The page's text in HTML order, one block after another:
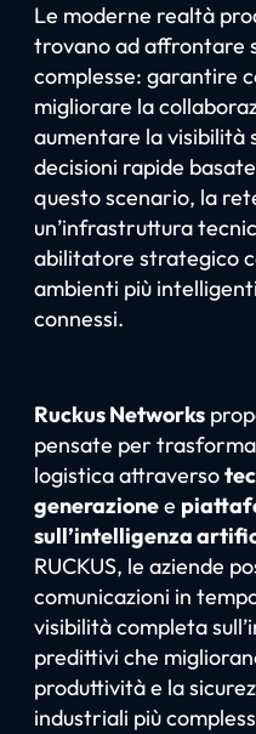
Le moderne realtà
trovano ad affrontare
complesse: garantire
migliorare la
aumentare la visibilità
decisioni rapide
questo scenario, la
un’infrastruttura
abilitatore strategico
ambienti più
connessi.
Ruckus Networks
pensate per
logistica attraverso
generazionee
sull’intelligenza
RUCKUS, le aziende
comunicazioni in
visibilità completa
predittivi che
produttività e la
industriali più